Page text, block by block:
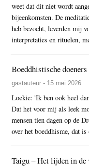
weet dat dit niet wordt
bijeenkomsten. De
heb bezocht, leverden mij
interpretaties en rituelen,
Boeddhistische
gastauteur - 15 mei 2026
Loekie: 'Ik ben ook heel
Dat het voor mij als leek
mensen tien dagen op de
over het boeddhisme, dat is
Taigu – Het lijden in de